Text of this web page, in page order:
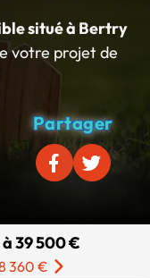
situé à Bertry
votre projet de
Partager
39 500 €
360 €